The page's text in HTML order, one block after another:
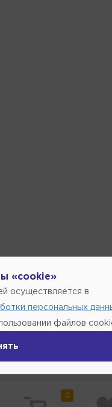
0
«cookie»
осуществляется в
персональных
файлов